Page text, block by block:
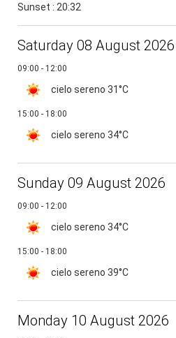
Sunset : 20:32
Saturday 08 August 2026
09:00 - 12:00
cielo sereno 31°C
15:00 - 18:00
cielo sereno 34°C
Sunday 09 August 2026
09:00 - 12:00
cielo sereno 34°C
15:00 - 18:00
cielo sereno 39°C
Monday 10 August 2026